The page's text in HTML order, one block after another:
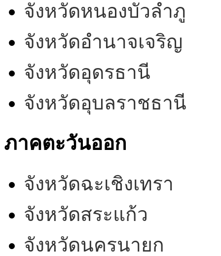
จังหวัดหนองบัวลำภู
จังหวัดอำนาจเจริญ
จังหวัดอุดรธานี
จังหวัดอุบลราชธานี
ภาคตะวันออก
จังหวัดฉะเชิงเทรา
จังหวัดสระแก้ว
จังหวัดนครนายก